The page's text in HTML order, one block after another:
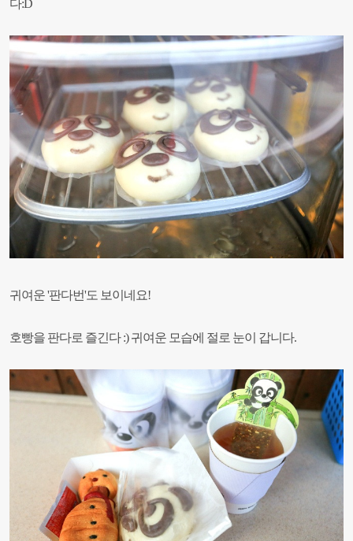
다:D
귀여운 '판다번'도 보이네요!
호빵을 판다로 즐긴다 :)귀여운 모습에 절로 눈이 갑니다.